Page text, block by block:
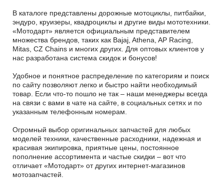
В каталоге представлены дорожные мотоциклы, питбайки,
эндуро, круизеры, квадроциклы и другие виды мототехники.
«Мотодарт» является официальным представителем
множества брендов, таких как Bajaj, Athena, AP Racing,
Mitas, CZ Chains и многих других. Для оптовых клиентов у
нас разработана система скидок и бонусов!
Удобное и понятное распределение по категориям и поиск
по сайту позволяют легко и быстро найти необходимый
товар. Если что-то пошло не так – наши менеджеры всегда
на связи с вами в чате на сайте, в социальных сетях и по
указанным телефонным номерам.
Огромный выбор оригинальных запчастей для любых
моделей техники, качественные расходники, надежная и
красивая экипировка, приятные цены, постоянное
пополнение ассортимента и частые скидки – вот что
отличает «Мотодарт» от других интернет-магазинов
мотозапчастей.